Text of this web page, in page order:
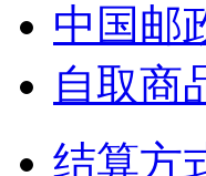
中国邮
自取商
结算方